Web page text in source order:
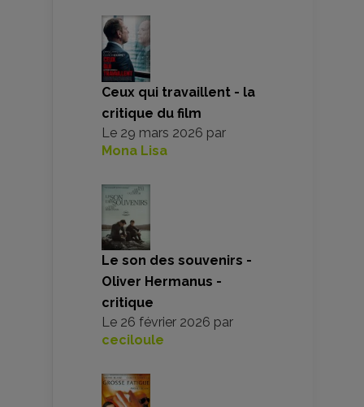
Ceux qui travaillent - la
critique du film
Le 29 mars 2026 par
Mona Lisa
Le son des souvenirs -
Oliver Hermanus -
critique
Le 26 février 2026 par
ceciloule